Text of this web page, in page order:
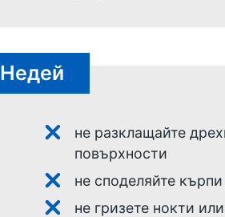
Недей
не разклащайте
повърхности
не споделяйте
не гризете нокти